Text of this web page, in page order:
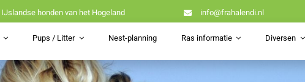
IJslandse honden van het Hogeland info@frahalendi.nl
Pups / Litter Nest-planning Ras informatie Diversen